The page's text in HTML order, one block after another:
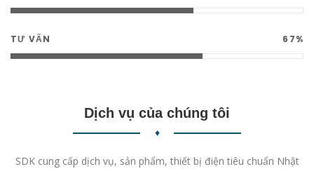
TƯ VẤN 76%
Dịch vụ của chúng tôi
♦
SDK cung cấp dịch vụ, sản phẩm, thiết bị điện tiêu chuẩn Nhật